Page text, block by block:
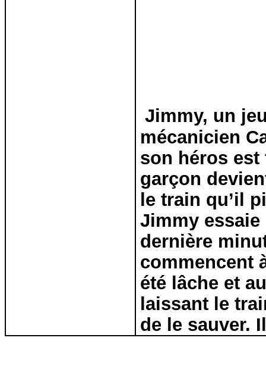
Jimmy, un
mécanicien
son héros est
garçon
le train qu’il
Jimmy essaie
dernière
commencent
été lâche et
laissant le
de le sauver.